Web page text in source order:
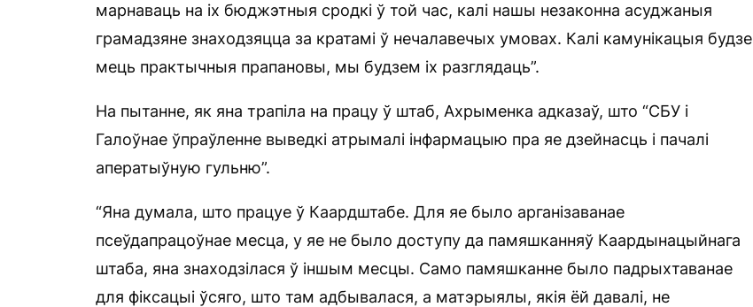
марнаваць на іх бюджэтныя сродкі ў той час, калі нашы незаконна асуджаныя
грамадзяне знаходзяцца за кратамі ў нечалавечых умовах. Калі камунікацыя будзе
мець практычныя прапановы, мы будзем іх разглядаць”.
На пытанне, як яна трапіла на працу ў штаб, Ахрыменка адказаў, што “СБУ і
Галоўнае ўпраўленне выведкі атрымалі інфармацыю пра яе дзейнасць і пачалі
аператыўную гульню”.
“Яна думала, што працуе ў Каардштабе. Для яе было арганізаванае
псеўдапрацоўнае месца, у яе не было доступу да памяшканняў Каардынацыйнага
штаба, яна знаходзілася ў іншым месцы. Само памяшканне было падрыхтаванае
для фіксацыі ўсяго, што там адбывалася, а матэрыялы, якія ёй давалі, не